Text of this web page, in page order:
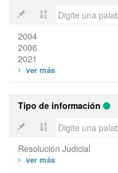
2004
2006
2021
Tipo de información
Resolución Judicial